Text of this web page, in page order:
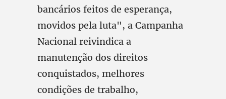
bancários feitos de esperança,
movidos pela luta", a Campanha
Nacional reivindica a
manutenção dos direitos
conquistados, melhores
condições de trabalho,